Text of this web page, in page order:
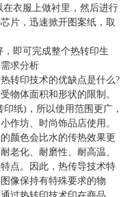
衣服上做衬里，然后进行
片，迅速掀开图案纸，取
即可完成整个热转印生
求分析
转印技术的优缺点是什么?
物体面积和形状的限制。
纸)，所以使用范围更广，
作坊、时尚饰品店使用。
颜色会比水的传热效果更
老化、耐磨性、耐高温、
点。因此，热传导技术特
像保持有特殊要求的物